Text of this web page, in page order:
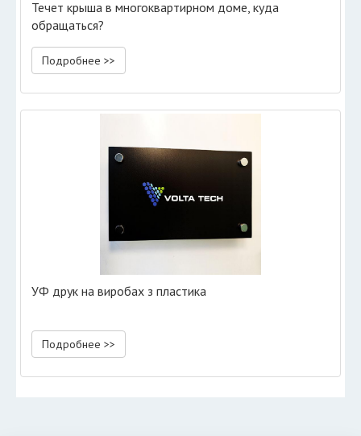
Течет крыша в многоквартирном доме, куда
обращаться?
Подробнее >>
УФ друк на виробах з пластика
Подробнее >>